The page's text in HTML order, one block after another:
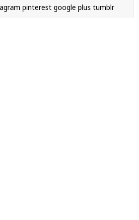
pinterest google plus tumblr